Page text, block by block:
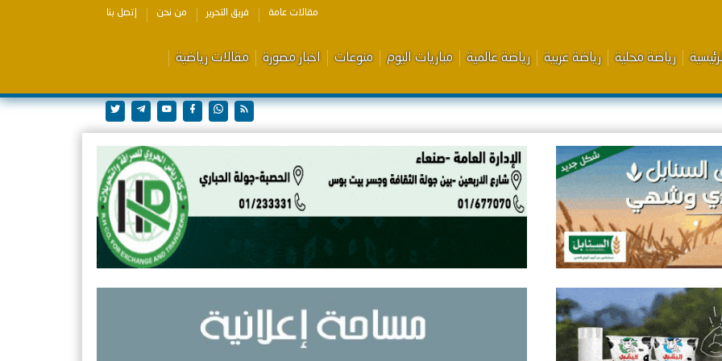
مقالات عامة فريق التحرير من نحن إتصل بنا
رياضة محلية رياضة عربية رياضة عالمية مباريات اليوم منوعات اخبار مصورة مقالات رياضية